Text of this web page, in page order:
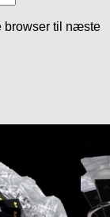
browser til næste